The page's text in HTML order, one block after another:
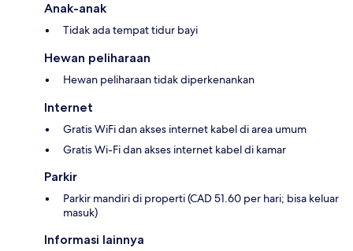
Anak-anak
Tidak ada tempat tidur bayi
Hewan peliharaan
Hewan peliharaan tidak diperkenankan
Internet
Gratis WiFi dan akses internet kabel di area umum
Gratis Wi-Fi dan akses internet kabel di kamar
Parkir
Parkir mandiri di properti (CAD 51.60 per hari; bisa keluar
masuk)
Informasi lainnya